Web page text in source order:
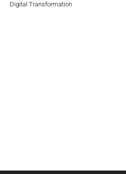
Digital Transformation